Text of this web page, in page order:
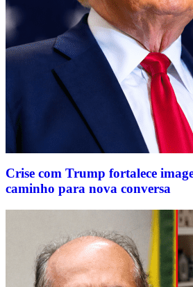
Crise com Trump fortalece
caminho para nova conversa